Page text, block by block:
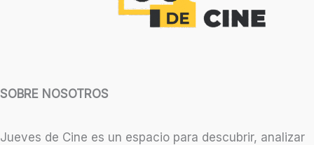
SOBRE NOSOTROS
Jueves de Cine es un espacio para descubrir, analizar